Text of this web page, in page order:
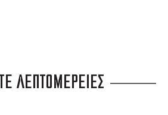
ΛΕΠΤΟΜΕΡΕΙΕΣ